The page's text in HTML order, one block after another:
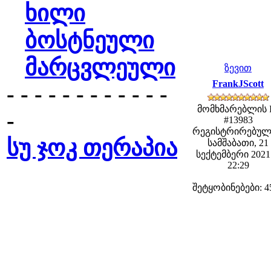
ხილი
ბოსტნეული
მარცვლეული
- - - - - - - - - - - -
-
სუ ჯოკ თერაპია
ზევით
FrankJScott
მომხმარებლის
#13983
სამშაბათი, 21
სექტემბერი
22:29
შეტყობინებები: